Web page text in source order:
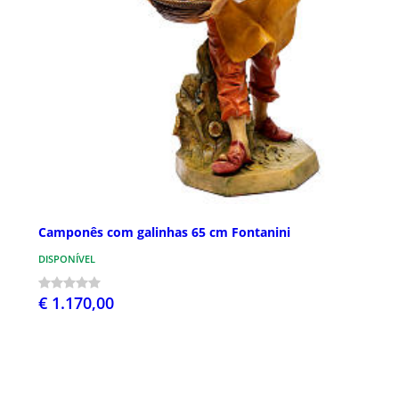
Camponês com galinhas 65 cm Fontanini
DISPONÍVEL
€ 1.170,00